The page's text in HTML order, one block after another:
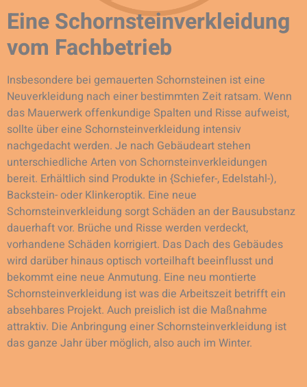
Eine Schornsteinverkleidung
vom Fachbetrieb
Insbesondere bei gemauerten Schornsteinen ist eine
Neuverkleidung nach einer bestimmten Zeit ratsam. Wenn
das Mauerwerk offenkundige Spalten und Risse aufweist,
sollte über eine Schornsteinverkleidung intensiv
nachgedacht werden. Je nach Gebäudeart stehen
unterschiedliche Arten von Schornsteinverkleidungen
bereit. Erhältlich sind Produkte in {Schiefer-, Edelstahl-),
Backstein- oder Klinkeroptik. Eine neue
Schornsteinverkleidung sorgt Schäden an der Bausubstanz
dauerhaft vor. Brüche und Risse werden verdeckt,
vorhandene Schäden korrigiert. Das Dach des Gebäudes
wird darüber hinaus optisch vorteilhaft beeinflusst und
bekommt eine neue Anmutung. Eine neu montierte
Schornsteinverkleidung ist was die Arbeitszeit betrifft ein
absehbares Projekt. Auch preislich ist die Maßnahme
attraktiv. Die Anbringung einer Schornsteinverkleidung ist
das ganze Jahr über möglich, also auch im Winter.